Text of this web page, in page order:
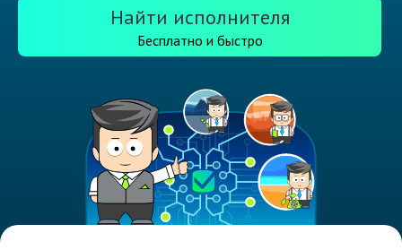
Найти исполнителя
Бесплатно и быстро